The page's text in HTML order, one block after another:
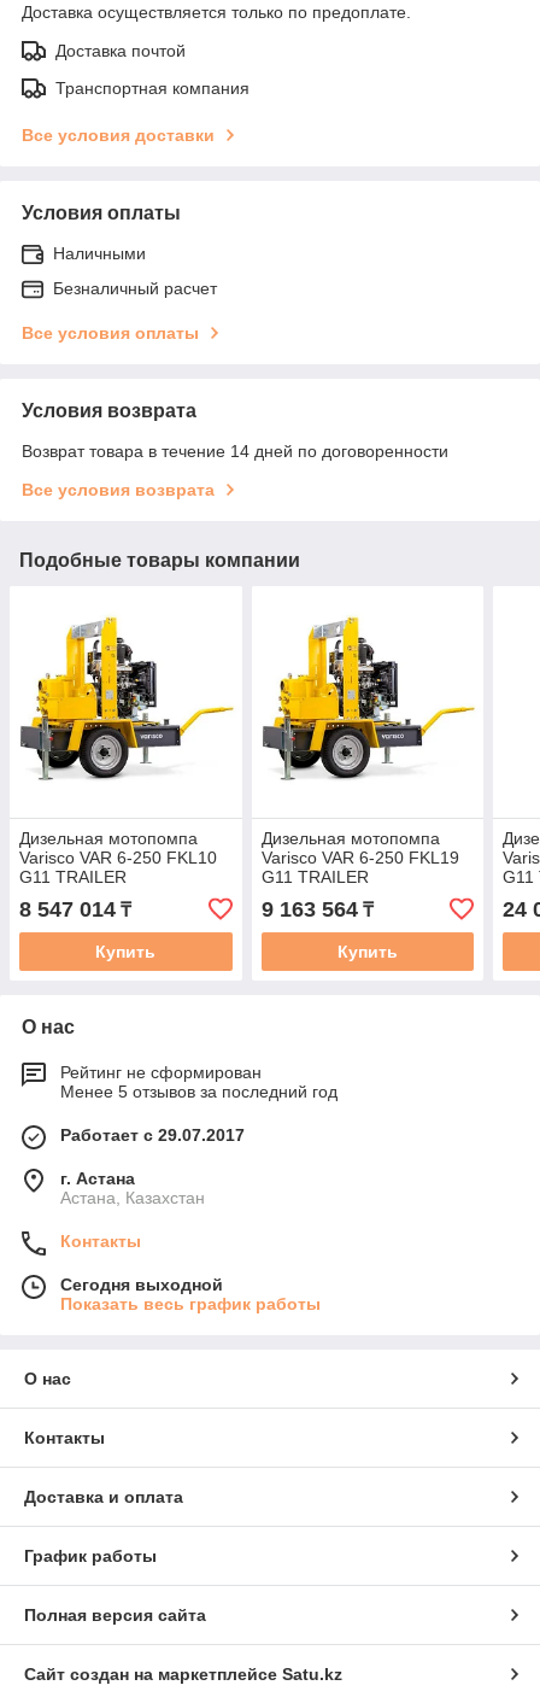
Доставка осуществляется только по предоплате.
Доставка почтой
Транспортная компания
Все условия доставки
Условия оплаты
Наличными
Безналичный расчет
Все условия оплаты
Условия возврата
Возврат товара в течение 14 дней по договоренности
Все условия возврата
Подобные товары компании
Дизельная мотопомпа
Varisco VAR 6-250 FKL10
G11 TRAILER
8 547 014 ₸
Купить
Дизельная мотопомпа
Varisco VAR 6-250 FKL19
G11 TRAILER
9 163 564₸
Купить
G11
24
О нас
Рейтинг не сформирован
Менее 5 отзывов за последний год
Работает с 29.07.2017
г. Астана
Астана, Казахстан
Контакты
Сегодня выходной
Показать весь график работы
О нас
Контакты
Доставка и оплата
График работы
Полная версия сайта
Сайт создан на маркетплейсе Satu.kz